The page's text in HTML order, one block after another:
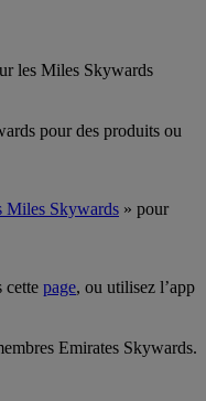
les Miles Skywards
pour des produits ou
Miles Skywards » pour
cette page, ou utilisez l’app
Emirates Skywards.